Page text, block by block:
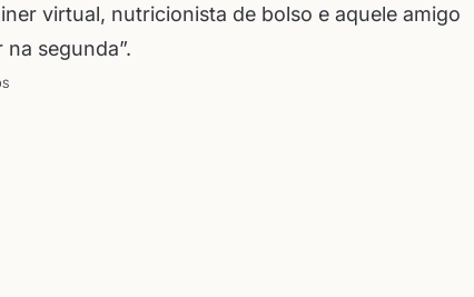
virtual, nutricionista de bolso e aquele amigo
segunda”.